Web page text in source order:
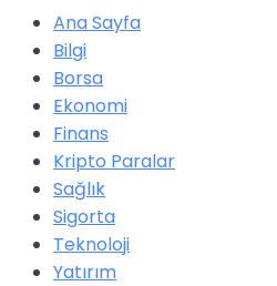
Ana Sayfa
Bilgi
Borsa
Ekonomi
Finans
Kripto Paralar
Sağlık
Sigorta
Teknoloji
Yatırım